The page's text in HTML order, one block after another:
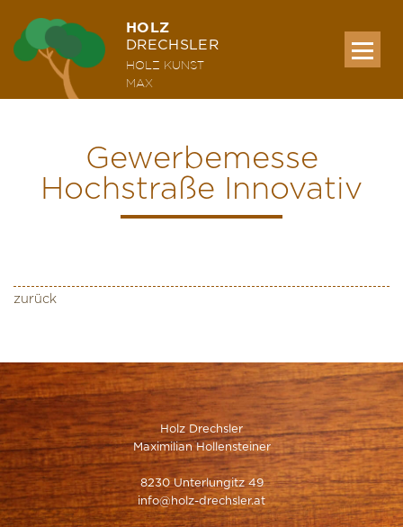
HOLZ
DRECHSLER
HOLZ KUNST
MAX
MEINE WERKE
AUSSTELLUNG & KURSE
Gewerbemesse
Hochstraße Innovativ
zurück
Holz Drechsler
Maximilian Hollensteiner
8230 Unterlungitz 49
info@holz-drechsler.at